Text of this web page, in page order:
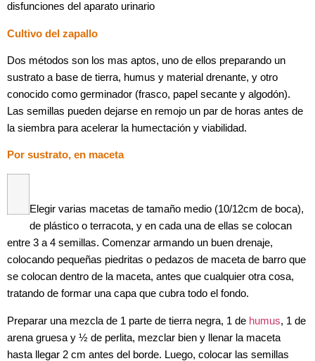
disfunciones del aparato urinario
Cultivo del zapallo
Dos métodos son los mas aptos, uno de ellos preparando un
sustrato a base de tierra, humus y material drenante, y otro
conocido como germinador (frasco, papel secante y algodón).
Las semillas pueden dejarse en remojo un par de horas antes de
la siembra para acelerar la humectación y viabilidad.
Por sustrato, en maceta
Elegir varias macetas de tamaño medio (10/12cm de boca),
de plástico o terracota, y en cada una de ellas se colocan
entre 3 a 4 semillas. Comenzar armando un buen drenaje,
colocando pequeñas piedritas o pedazos de maceta de barro que
se colocan dentro de la maceta, antes que cualquier otra cosa,
tratando de formar una capa que cubra todo el fondo.
Preparar una mezcla de 1 parte de tierra negra, 1 de humus, 1 de
arena gruesa y ½ de perlita, mezclar bien y llenar la maceta
hasta llegar 2 cm antes del borde. Luego, colocar las semillas